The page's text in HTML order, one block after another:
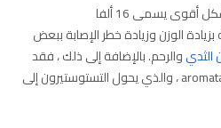
قد يساعد أيضًا في تقليل تأثيرات شكل أقوى يسمى 16 ألفا
الوزن وزيادة خطر الإصابة ببعض
الثديوالرحم. بالإضافة إلى ذلك ، فقد
ثبت أن DIM يثبط إنزيمًا يسمى aromatase ، والذي يحول التستوستيرون إلى